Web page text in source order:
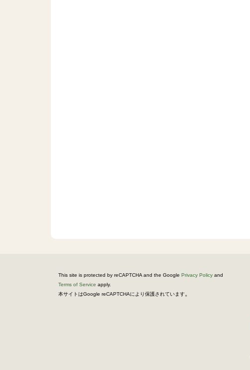
This site is protected by reCAPTCHA and the Google Privacy Policy and
Terms of Service apply.
本サイトはGoogle reCAPTCHAにより保護されています。